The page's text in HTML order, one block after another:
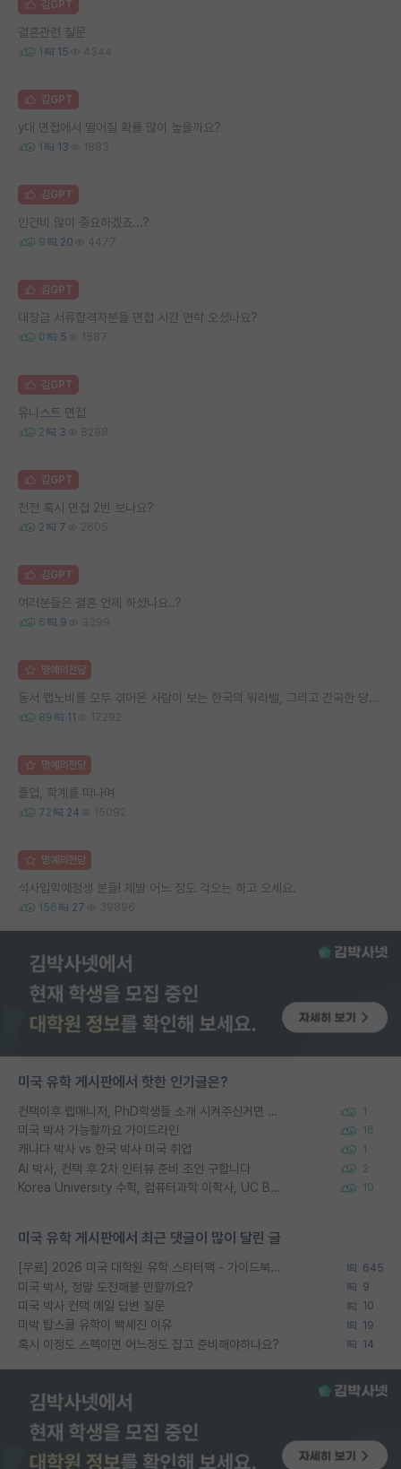
김GPT
결혼관련 질문
1 15 4344
김GPT
y대 면접에서 떨어질 확률 많이 높을까요?
1 13 1883
김GPT
인건비 많이 중요하겠죠...?
9 20 4477
김GPT
대장금 서류합격자분들 면접 시간 연락 오셨나요?
0 5 1587
김GPT
유니스트 면접
2 3 8298
김GPT
전전 혹시 면접 2번 보나요?
2 7 2605
김GPT
여러분들은 결혼 언제 하셨나요..?
6 9 3399
명예의전당
동서 랩노비를 모두 겪어온 사람이 보는 한국의 워라밸, 그리고 간곡한 당부의 말씀
89 11 17292
명예의전당
졸업, 학계를 떠나며
72 24 15092
명예의전당
석사입학예정생 분들! 제발 어느 정도 각오는 하고 오세요.
156 27 39896
미국 유학 게시판에서 핫한 인기글은?
컨택이후 랩매니저, PhD학생들 소개 시켜주신거면 거의 컨펌에 가깝나요? 1
미국 박사 가능할까요 가이드라인 16
캐나다 박사 vs 한국 박사 미국 취업 1
AI 박사, 컨택 후 2차 인터뷰 준비 조언 구합니다 2
Korea University 수학, 컴퓨터과학 이학사, UC Berkeley 산업공학 대학원 공학박사가 되는 것은 쉽지 않겠죠? 10
미국 유학 게시판에서 최근 댓글이 많이 달린 글
[무료] 2026 미국 대학원 유학 스타터팩 - 가이드북 & 합격자 컨택메일 템플릿 645
미국 박사, 정말 도전해볼 만할까요? 9
미국 박사 컨택 메일 답변 질문 10
미박 탑스쿨 유학이 빡세진 이유 19
혹시 이정도 스펙이면 어느정도 잡고 준비해야하나요? 14